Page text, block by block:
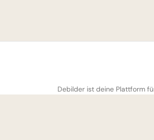
Debilder ist deine Plattform